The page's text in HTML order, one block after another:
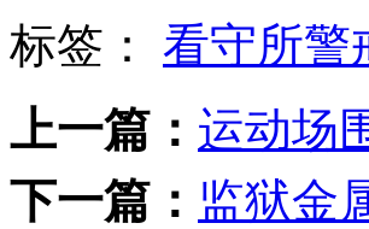
标签： 看守所警
上一篇： 运动场
下一篇： 监狱金